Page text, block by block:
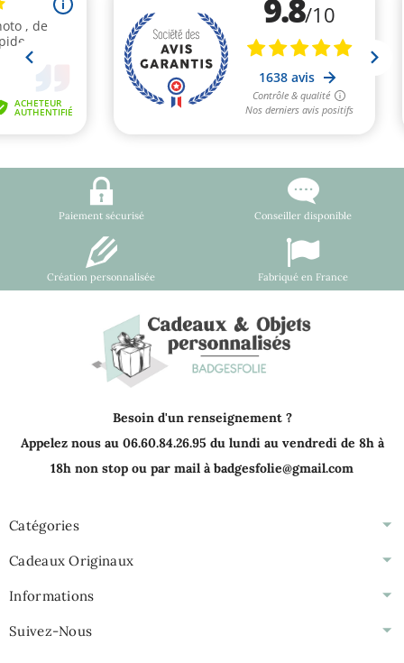
Paiement sécurisé Conseiller disponible
Création personnalisée Fabriqué en France
Besoin d'un renseignement ?
Appelez nous au 06.60.84.26.95 du lundi au vendredi de 8h à
18h non stop ou par mail à badgesfolie@gmail.com
Catégories
Cadeaux Originaux
Informations
Suivez-Nous